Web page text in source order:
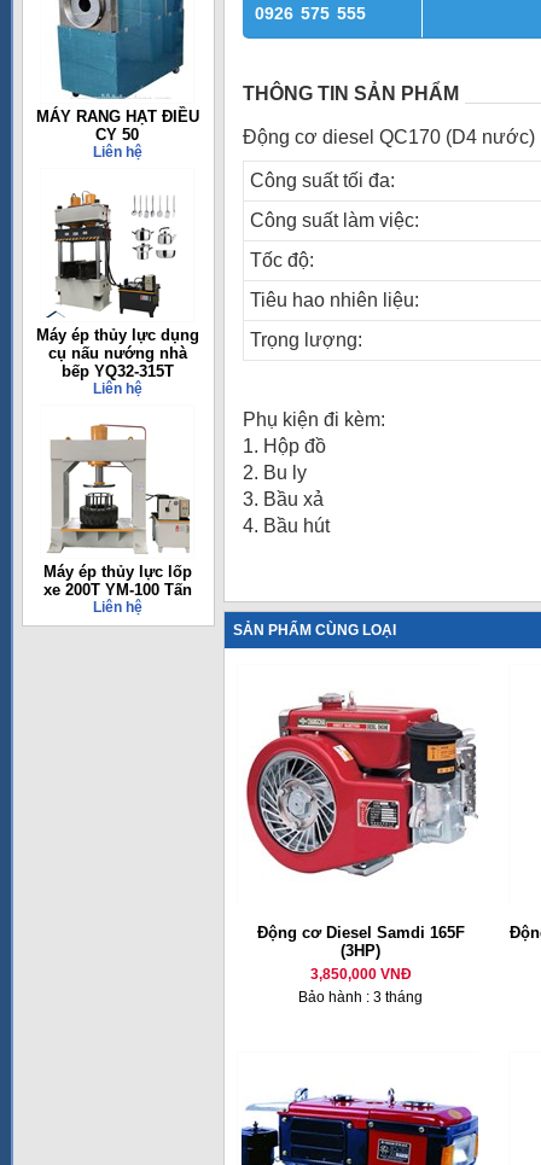
MÁY RANG HẠT ĐIỀU
CY 50
Liên hệ
Máy ép thủy lực dụng
cụ nấu nướng nhà
bếp YQ32-315T
Liên hệ
Máy ép thủy lực lốp
xe 200T YM-100 Tấn
Liên hệ
0926 575 555
THÔNG TIN SẢN PHẨM
Động cơ diesel QC170 (D4 nước)
Công suất tối đa:
Công suất làm việc:
Tốc độ:
Tiêu hao nhiên liệu:
Trọng lượng:
Phụ kiện đi kèm:
1. Hộp đồ
2. Bu ly
3. Bầu xả
4. Bầu hút
SẢN PHẨM CÙNG LOẠI
Động cơ Diesel Samdi 165F
(3HP)
3,850,000 VNĐ
Bảo hành : 3 tháng